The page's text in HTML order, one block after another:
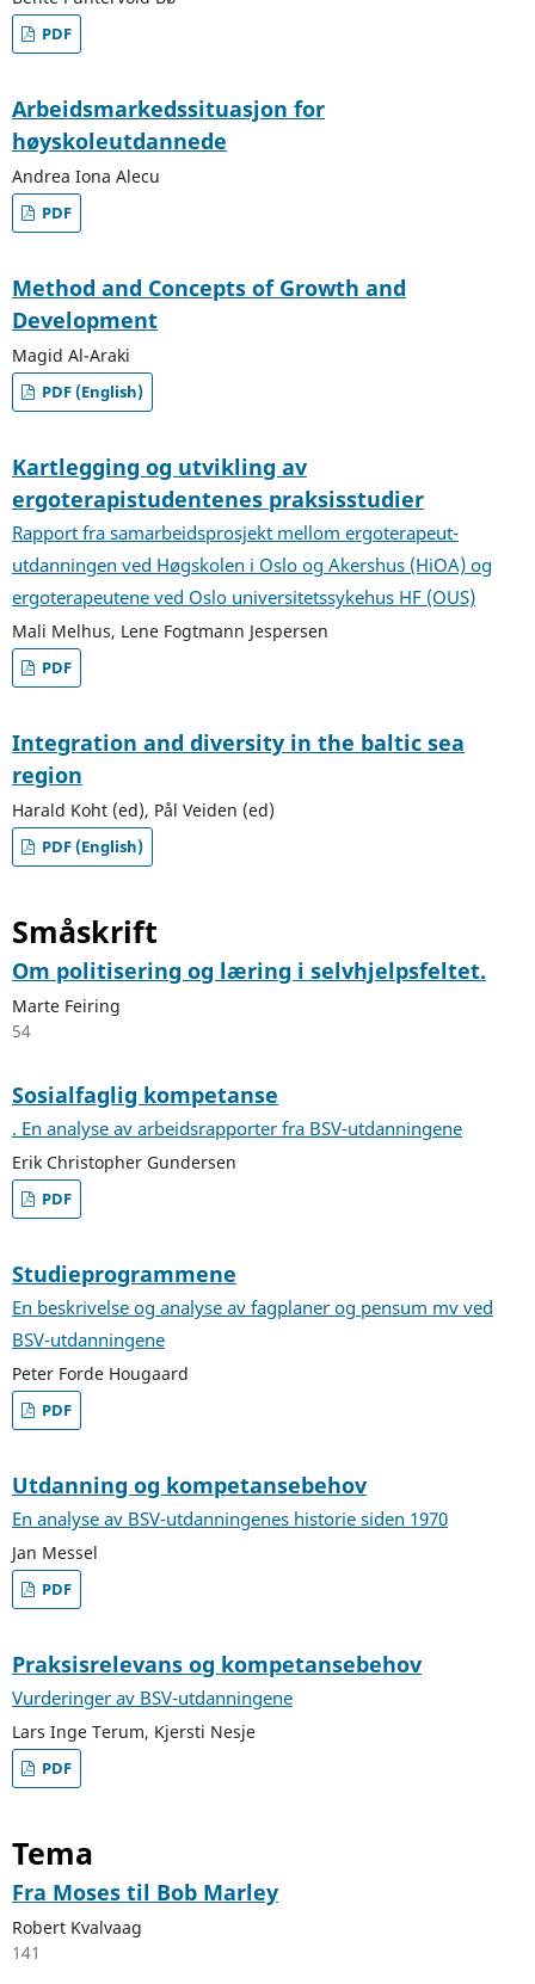
PDF
Arbeidsmarkedssituasjon for
høyskoleutdannede
Andrea Iona Alecu
PDF
Method and Concepts of Growth and
Development
Magid Al-Araki
PDF (English)
Kartlegging og utvikling av
ergoterapistudentenes praksisstudier
Rapport fra samarbeidsprosjekt mellom ergoterapeut-
utdanningen ved Høgskolen i Oslo og Akershus (HiOA) og
ergoterapeutene ved Oslo universitetssykehus HF (OUS)
Mali Melhus, Lene Fogtmann Jespersen
PDF
Integration and diversity in the baltic sea
region
Harald Koht (ed), Pål Veiden (ed)
PDF (English)
Småskrift
Om politisering og læring i selvhjelpsfeltet.
Marte Feiring
54
Sosialfaglig kompetanse
. En analyse av arbeidsrapporter fra BSV-utdanningene
Erik Christopher Gundersen
PDF
Studieprogrammene
En beskrivelse og analyse av fagplaner og pensum mv ved
BSV-utdanningene
Peter Forde Hougaard
PDF
Utdanning og kompetansebehov
En analyse av BSV-utdanningenes historie siden 1970
Jan Messel
PDF
Praksisrelevans og kompetansebehov
Vurderinger av BSV-utdanningene
Lars Inge Terum, Kjersti Nesje
PDF
Tema
Fra Moses til Bob Marley
Robert Kvalvaag
141